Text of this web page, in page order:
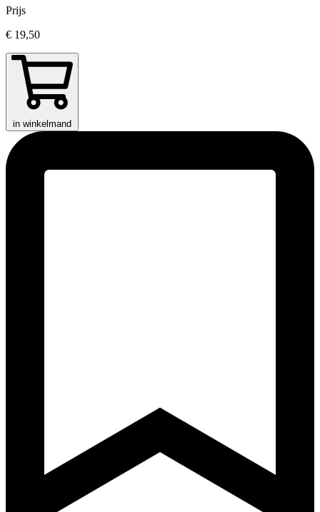
Prijs
€ 19,50
in winkelmand